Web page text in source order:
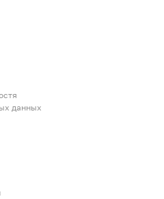
данных